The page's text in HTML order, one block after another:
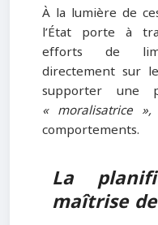
À la lumière de
l’État porte à
efforts de
directement sur
supporter une
« moralisatrice »,
comportements.
La
maîtrise